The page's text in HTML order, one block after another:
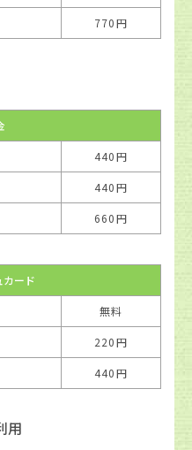
770円
440円
440円
660円
カード
無料
220円
440円
用